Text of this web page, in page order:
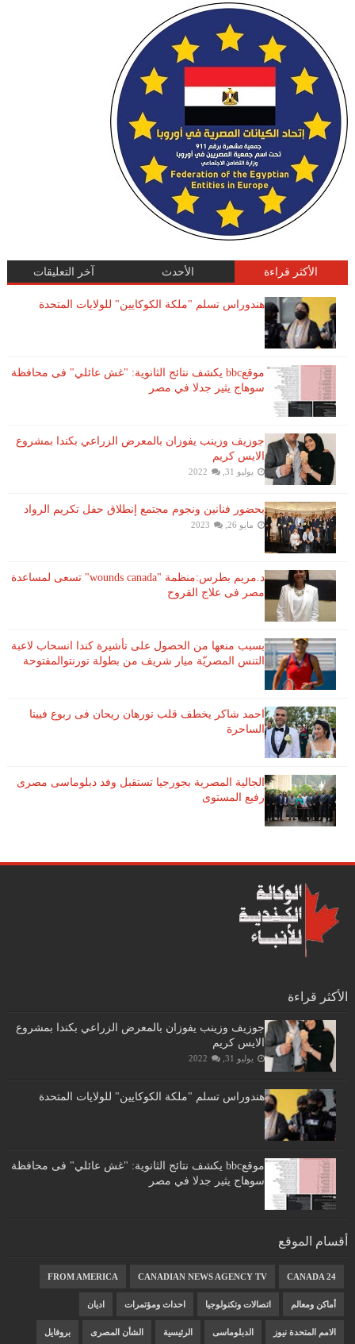
الأكثر قراءة الأحدث آخر التعليقات
هندوراس تسلم "ملكة الكوكايين" للولايات المتحدة
موقعbbc يكشف نتائج الثانوية: "غش عائلي" فى محافظة
سوهاج يثير جدلا في مصر
جوزيف وزينب يفوزان بالمعرض الزراعي بكندا بمشروع
الايس كريم
يوليو 31, 2022
بحضور فنانين ونجوم مجتمع إنطلاق حفل تكريم الرواد
مايو 26, 2023
د.مريم بطرس:منظمة "wounds canada" تسعى لمساعدة
مصر فى علاج القروح
بسبب منعها من الحصول على تأشيرة كندا انسحاب لاعبة ​
التنس​ المصريّة ​ميار شريف​ من بطولة ​تورنتو​المفتوحة
احمد شاكر يخطف قلب نورهان ريحان فى ربوع فيينا
الساحرة
الجالية المصرية بجورجيا تستقبل وفد دبلوماسى مصرى
رفيع المستوى
الأكثر قراءة
جوزيف وزينب يفوزان بالمعرض الزراعي بكندا بمشروع
الايس كريم
يوليو 31, 2022
هندوراس تسلم "ملكة الكوكايين" للولايات المتحدة
موقعbbc يكشف نتائج الثانوية: "غش عائلي" فى محافظة
سوهاج يثير جدلا في مصر
أقسام الموقع
CANADA 24
CANADIAN NEWS AGENCY TV
FROM AMERICA
أماكن ومعالم اتصالات وتكنولوجيا احداث ومؤتمرات اديان
الامم المتحدة نيوز الدبلوماسى الرئيسية الشأن المصرى بروفايل